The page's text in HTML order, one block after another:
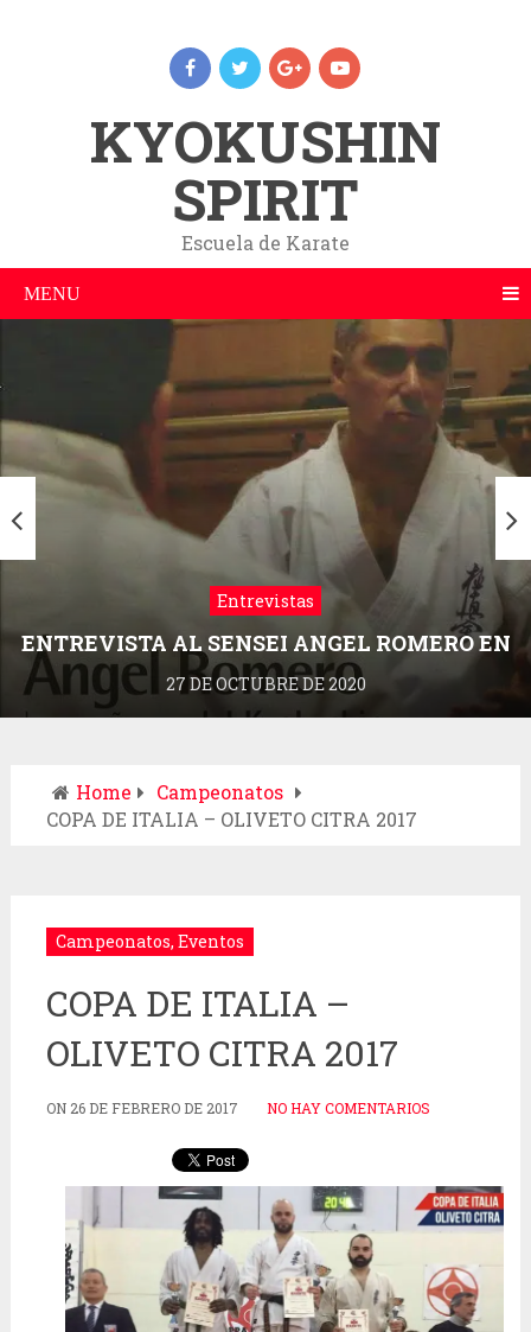
KYOKUSHIN
SPIRIT
Escuela de Karate
MENU
Entrevistas
ENTREVISTA AL SENSEI ANGEL ROMERO EN
LA REVISTA DRAGONZ
27 DE OCTUBRE DE 2020
Home
Campeonatos
COPA DE ITALIA – OLIVETO CITRA 2017
Campeonatos, Eventos
COPA DE ITALIA –
OLIVETO CITRA 2017
ON 26 DE FEBRERO DE 2017 NO HAY COMENTARIOS